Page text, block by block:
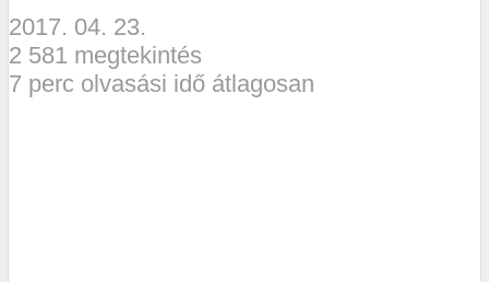
2017. 04. 23.
2 581 megtekintés
7 perc olvasási idő átlagosan